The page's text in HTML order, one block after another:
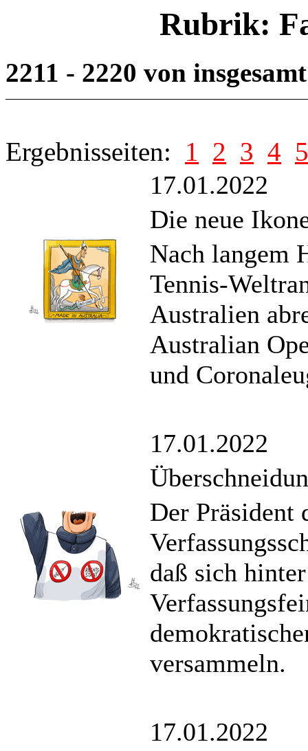
Rubrik:
2211 - 2220 von
Ergebnisseiten: 1 2 3 4 5
17.01.2022
Die neue
Nach langem
Tennis-
Australien
Australian
und
17.01.2022
Der Präsident
daß sich
versammeln.
17.01.2022